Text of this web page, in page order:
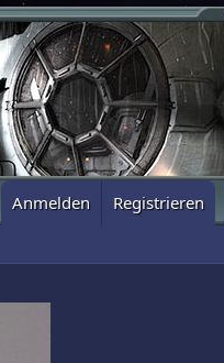
Anmelden Registrieren